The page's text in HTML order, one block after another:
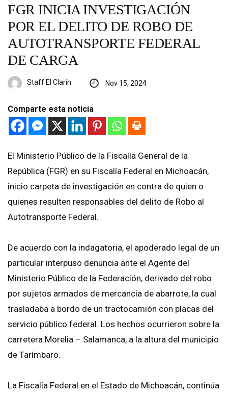
FGR INICIA INVESTIGACIÓN
POR EL DELITO DE ROBO DE
AUTOTRANSPORTE FEDERAL
DE CARGA
Staff El Clarín Nov 15, 2024
Comparte esta noticia
El Ministerio Público de la Fiscalía General de la
República (FGR) en su Fiscalía Federal en Michoacán,
inicio carpeta de investigación en contra de quien o
quienes resulten responsables del delito de Robo al
Autotransporte Federal.
De acuerdo con la indagatoria, el apoderado legal de un
particular interpuso denuncia ante el Agente del
Ministerio Público de la Federación, derivado del robo
por sujetos armados de mercancía de abarrote, la cual
trasladaba a bordo de un tractocamión con placas del
servicio público federal. Los hechos ocurrieron sobre la
carretera Morelia – Salamanca, a la altura del municipio
de Tarímbaro.
La Fiscalía Federal en el Estado de Michoacán, continúa